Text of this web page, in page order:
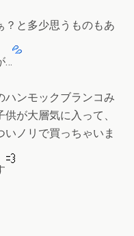
？と多少思うものもあ
…
モックブランコみ
供が大層気に入って、
いノリで買っちゃいま